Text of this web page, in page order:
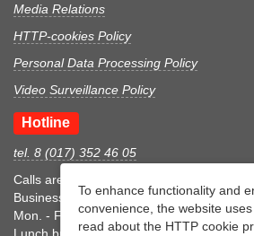
Media Relations
HTTP-cookies Policy
Personal Data Processing Policy
Video Surveillance Policy
Hotline
tel. 8 (017) 352 46 05
Calls are accepted during business hours
Business hours
Mon. - Fri.: 8:30-17:15
To enhance functionality and
convenience, the website
read about the HTTP cookie